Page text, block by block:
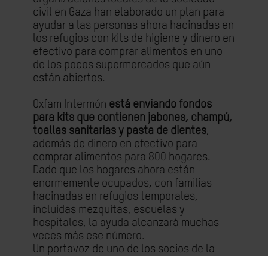
civil en Gaza han elaborado un plan para
ayudar a las personas ahora hacinadas en
los refugios con kits de higiene y dinero en
efectivo para comprar alimentos en uno
de los pocos supermercados que aún
están abiertos.
Oxfam Intermón está enviando fondos
para kits que contienen jabones, champú,
toallas sanitarias y pasta de dientes,
además de dinero en efectivo para
comprar alimentos para 800 hogares.
Dado que los hogares ahora están
enormemente ocupados, con familias
hacinadas en refugios temporales,
incluidas mezquitas, escuelas y
hospitales, la ayuda alcanzará muchas
veces más ese número.
Un portavoz de uno de los socios de la